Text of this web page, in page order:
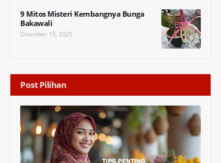
9 Mitos Misteri Kembangnya Bunga
Bakawali
Disember 15, 2025
Post Pilihan